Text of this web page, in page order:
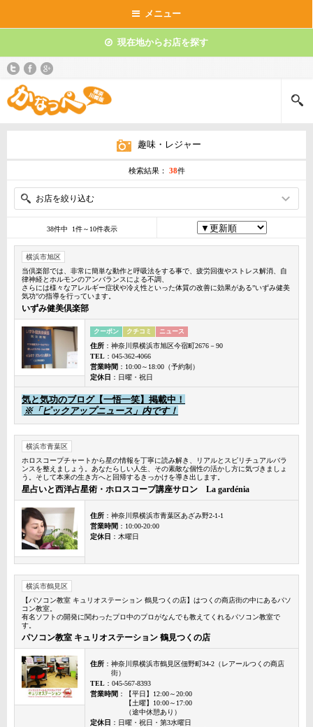
メニュー
現在地からお店を探す
趣味・レジャー
検索結果： 38件
お店を絞り込む
38件中 1件～10件表示
横浜市旭区
当倶楽部では、非常に簡単な動作と呼吸法をする事で、疲労回復やストレス解消、自
律神経とホルモンのアンバランスによる不調、
さらには様々なアレルギー症状や冷え性といった体質の改善に効果がある”いずみ健美
気功”の指導を行っています。
いずみ健美倶楽部
クーポン クチコミ ニュース
住所 ：神奈川県横浜市旭区今宿町2676－90
TEL ：045-362-4066
営業時間 ：10:00～18:00（予約制）
定休日 ：日曜・祝日
気と気功のブログ【一悟一笑】掲載中！
※「ピックアップニュース」内です！
横浜市青葉区
ホロスコープチャートから星の情報を丁寧に読み解き、リアルとスピリチュアルバラ
ンスを整えましょう。あなたらしい人生、その素敵な個性の活かし方に気づきましょ
う。そして本来の生き方へと回帰するきっかけを導き出します。
星占いと西洋占星術・ホロスコープ講座サロン La gardénia
住所 ：神奈川県横浜市青葉区あざみ野2-1-1
営業時間 ：10:00-20:00
定休日 ：木曜日
横浜市鶴見区
【パソコン教室 キュリオステーション 鶴見つくの店】はつくの商店街の中にあるパソ
コン教室。
有名ソフトの開発に関わったプロ中のプロがなんでも教えてくれるパソコン教室で
す。
パソコン教室 キュリオステーション 鶴見つくの店
住所 ：神奈川県横浜市鶴見区佃野町34-2（レアールつくの商店
街）
TEL ：045-567-8393
営業時間 ：【平日】12:00～20:00
【土曜】10:00～17:00
（途中休憩あり）
定休日 ：日曜・祝日・第3水曜日